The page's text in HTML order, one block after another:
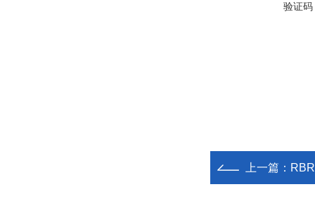
验证码
上一篇：